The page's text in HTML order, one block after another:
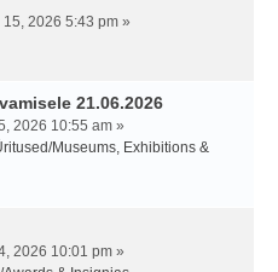
2026 5:43 pm »
21.06.2026
2026 10:55 am »
Museums, Exhibitions &
2026 10:01 pm »